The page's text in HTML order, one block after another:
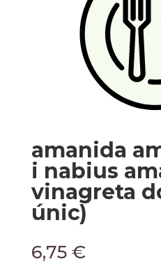
amanida
i nabius
vinagreta
únic)
6,75 €